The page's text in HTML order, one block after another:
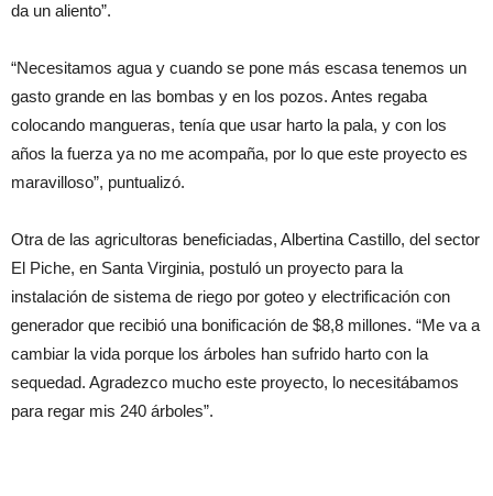
da un aliento”.
“Necesitamos agua y cuando se pone más escasa tenemos un
gasto grande en las bombas y en los pozos. Antes regaba
colocando mangueras, tenía que usar harto la pala, y con los
años la fuerza ya no me acompaña, por lo que este proyecto es
maravilloso”, puntualizó.
Otra de las agricultoras beneficiadas, Albertina Castillo, del sector
El Piche, en Santa Virginia, postuló un proyecto para la
instalación de sistema de riego por goteo y electrificación con
generador que recibió una bonificación de $8,8 millones. “Me va a
cambiar la vida porque los árboles han sufrido harto con la
sequedad. Agradezco mucho este proyecto, lo necesitábamos
para regar mis 240 árboles”.